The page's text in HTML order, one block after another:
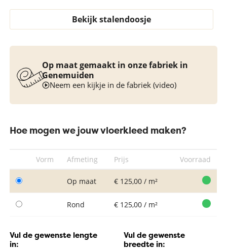
Bekijk stalendoosje
Op maat gemaakt in onze fabriek in
Genemuiden
Neem een kijkje in de fabriek (video)
Hoe mogen we jouw vloerkleed maken?
Vorm Afmeting Prijs Voorraad
Op maat € 125,00 / m²
Rond € 125,00 / m²
Vul de gewenste lengte
in:
Vul de gewenste
breedte in: